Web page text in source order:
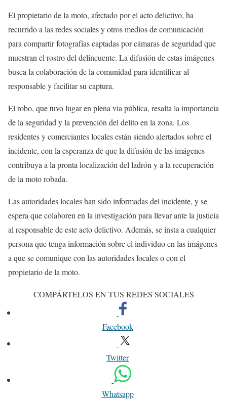
El propietario de la moto, afectado por el acto delictivo, ha
recurrido a las redes sociales y otros medios de comunicación
para compartir fotografías captadas por cámaras de seguridad que
muestran el rostro del delincuente. La difusión de estas imágenes
busca la colaboración de la comunidad para identificar al
responsable y facilitar su captura.
El robo, que tuvo lugar en plena vía pública, resalta la importancia
de la seguridad y la prevención del delito en la zona. Los
residentes y comerciantes locales están siendo alertados sobre el
incidente, con la esperanza de que la difusión de las imágenes
contribuya a la pronta localización del ladrón y a la recuperación
de la moto robada.
Las autoridades locales han sido informadas del incidente, y se
espera que colaboren en la investigación para llevar ante la justicia
al responsable de este acto delictivo. Además, se insta a cualquier
persona que tenga información sobre el individuo en las imágenes
a que se comunique con las autoridades locales o con el
propietario de la moto.
COMPÁRTELOS EN TUS REDES SOCIALES
Facebook
Twitter
Whatsapp